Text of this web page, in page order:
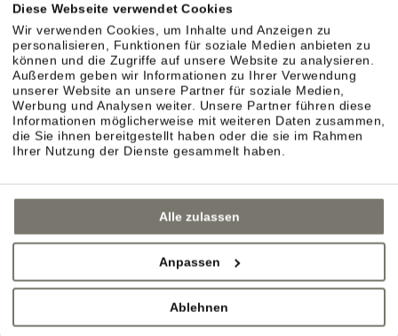
Diese Webseite verwendet Cookies
Wir verwenden Cookies, um Inhalte und Anzeigen zu
personalisieren, Funktionen für soziale Medien anbieten zu
können und die Zugriffe auf unsere Website zu analysieren.
Außerdem geben wir Informationen zu Ihrer Verwendung
unserer Website an unsere Partner für soziale Medien,
Werbung und Analysen weiter. Unsere Partner führen diese
Informationen möglicherweise mit weiteren Daten zusammen,
die Sie ihnen bereitgestellt haben oder die sie im Rahmen
Ihrer Nutzung der Dienste gesammelt haben.
Alle zulassen
Anpassen
Ablehnen
WEINGUT STROBLHOF: WEIN ERLEBEN,
VERSTEHEN UND GENIESSEN
Eigenes Weingut in Eppan: Reben, Lagen und
Das Weingut ist der Ursprung des Stroblhofs.
Rund um Eppan wachsen die Reben an der
Südtiroler Weinstraße. Im Keller entstehen Weine
mit klarer Linie und Handschrift.